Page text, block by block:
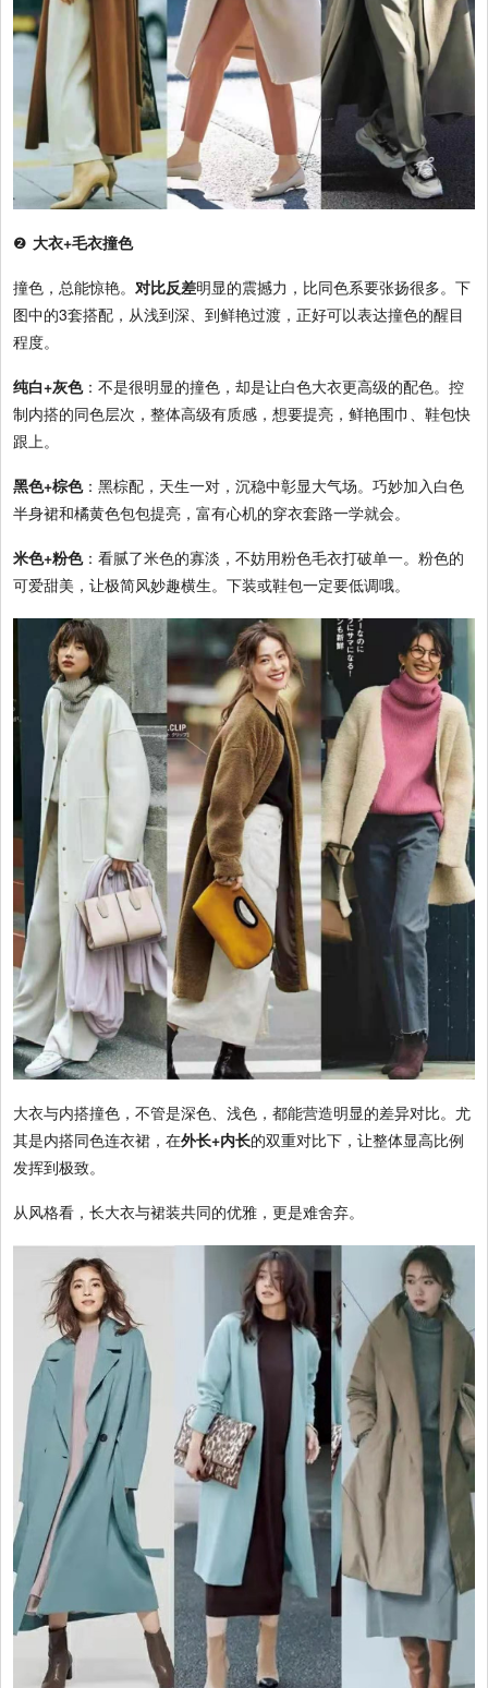
❷ 大衣+毛衣撞色
撞色，总能惊艳。 对比反差明显的震撼力，比同色系要张扬很多。下
图中的3套搭配，从浅到深、到鲜艳过渡，正好可以表达撞色的醒目
程度。
纯白+灰色：不是很明显的撞色，却是让白色大衣更高级的配色。控
制内搭的同色层次，整体高级有质感，想要提亮，鲜艳围巾、鞋包快
跟上。
黑色+棕色：黑棕配，天生一对，沉稳中彰显大气场。巧妙加入白色
半身裙和橘黄色包包提亮，富有心机的穿衣套路一学就会。
米色+粉色：看腻了米色的寡淡，不妨用粉色毛衣打破单一。粉色的
可爱甜美，让极简风妙趣横生。下装或鞋包一定要低调哦。
大衣与内搭撞色，不管是深色、浅色，都能营造明显的差异对比。尤
其是内搭同色连衣裙，在外长+内长的双重对比下，让整体显高比例
发挥到极致。
从风格看，长大衣与裙装共同的优雅，更是难舍弃。